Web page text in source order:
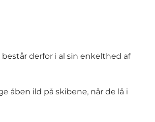
derfor i al sin enkelthed af
åben ild på skibene, når de lå i